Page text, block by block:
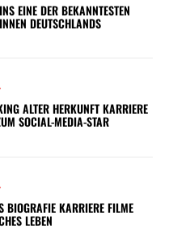
EINE DER BEKANNTESTEN
DEUTSCHLANDS
ALTER HERKUNFT KARRIERE
SOCIAL-MEDIA-STAR
BIOGRAFIE KARRIERE FILME
LEBEN